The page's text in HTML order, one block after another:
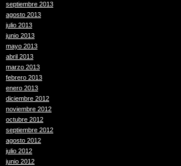
septiembre 2013
agosto 2013
julio 2013
junio 2013
mayo 2013
abril 2013
marzo 2013
febrero 2013
enero 2013
diciembre 2012
noviembre 2012
octubre 2012
septiembre 2012
agosto 2012
julio 2012
junio 2012